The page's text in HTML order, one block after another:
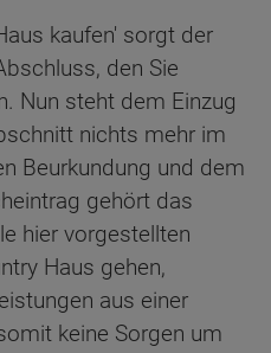
kaufen' sorgt der
den Sie
Nun steht dem Einzug
nichts mehr im
Beurkundung und dem
gehört das
hier vorgestellten
Haus gehen,
aus einer
keine Sorgen um